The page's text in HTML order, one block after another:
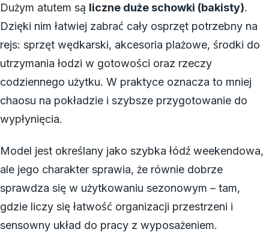
Dużym atutem są liczne duże schowki (bakisty).
Dzięki nim łatwiej zabrać cały osprzęt potrzebny na
rejs: sprzęt wędkarski, akcesoria plażowe, środki do
utrzymania łodzi w gotowości oraz rzeczy
codziennego użytku. W praktyce oznacza to mniej
chaosu na pokładzie i szybsze przygotowanie do
wypłynięcia.
Model jest określany jako szybka łódź weekendowa,
ale jego charakter sprawia, że równie dobrze
sprawdza się w użytkowaniu sezonowym – tam,
gdzie liczy się łatwość organizacji przestrzeni i
sensowny układ do pracy z wyposażeniem.